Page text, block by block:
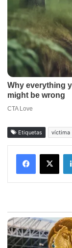
Etiquetas víctima
Facebook
X